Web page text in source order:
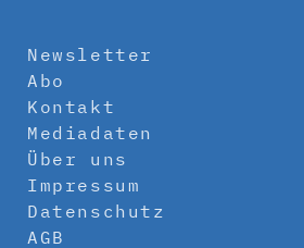
Newsletter
Abo
Kontakt
Mediadaten
Über uns
Impressum
Datenschutz
AGB